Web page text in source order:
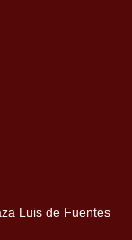
Luis de Fuentes